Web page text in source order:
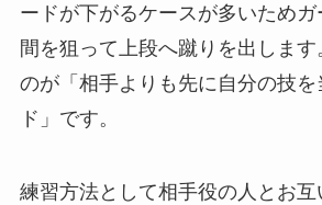
ードが下がるケースが多いため
間を狙って上段へ蹴りを出しま
のが「相手よりも先に自分の技を
ド」です。
練習方法として相手役の人とお互